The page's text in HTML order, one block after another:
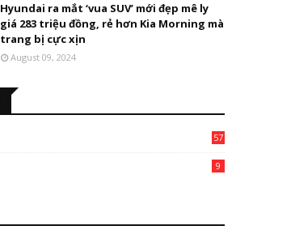
Hyundai ra mắt ‘vua SUV’ mới đẹp mê ly
giá 283 triệu đồng, rẻ hơn Kia Morning mà
trang bị cực xịn
August 09, 2024
57
9